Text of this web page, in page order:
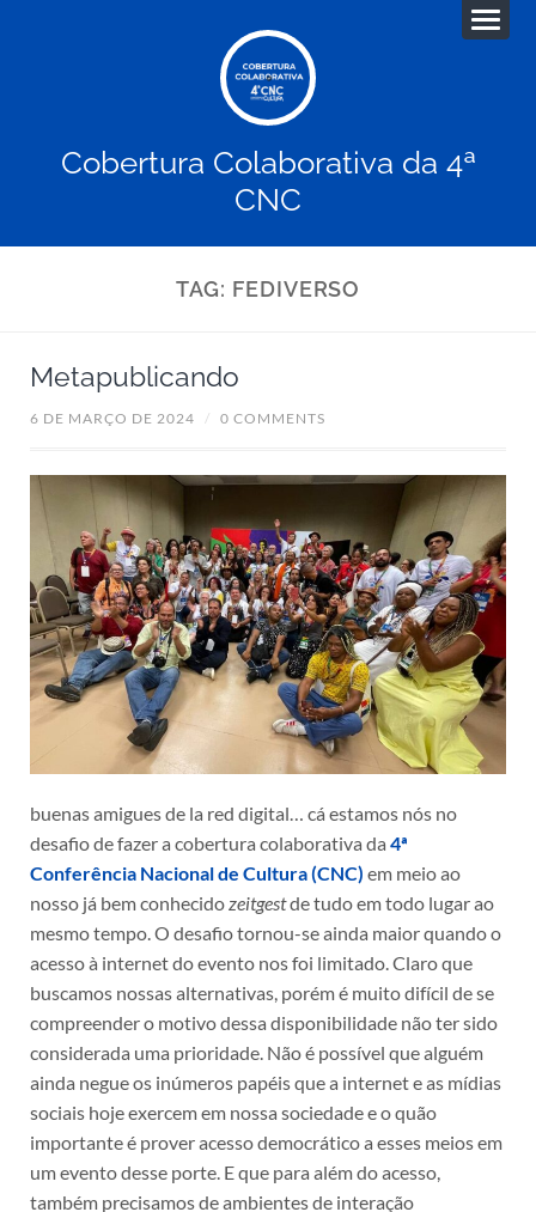
Cobertura Colaborativa da 4ª
CNC
TAG: FEDIVERSO
Metapublicando
6 DE MARÇO DE 2024 / 0 COMMENTS
buenas amigues de la red digital… cá estamos nós no
desafio de fazer a cobertura colaborativa da 4ª
Conferência Nacional de Cultura (CNC) em meio ao
nosso já bem conhecido zeitgestde tudo em todo lugar ao
mesmo tempo. O desafio tornou-se ainda maior quando o
acesso à internet do evento nos foi limitado. Claro que
buscamos nossas alternativas, porém é muito difícil de se
compreender o motivo dessa disponibilidade não ter sido
considerada uma prioridade. Não é possível que alguém
ainda negue os inúmeros papéis que a internet e as mídias
sociais hoje exercem em nossa sociedade e o quão
importante é prover acesso democrático a esses meios em
um evento desse porte. E que para além do acesso,
também precisamos de ambientes de interação